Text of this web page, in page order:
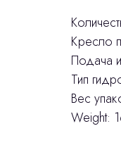
Кресло
Подача
Тип
Вес
Weight: